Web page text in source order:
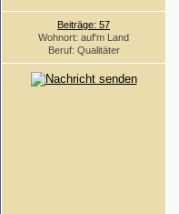
Beiträge: 57
Wohnort: auf'm Land
Beruf: Qualitäter